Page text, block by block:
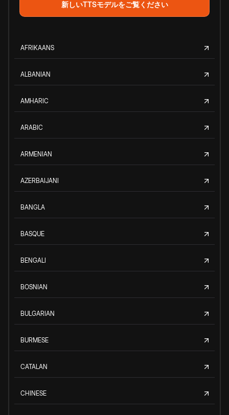
新しいTTSモデルをご覧ください
AFRIKAANS
ALBANIAN
AMHARIC
ARABIC
ARMENIAN
AZERBAIJANI
BANGLA
BASQUE
BENGALI
BOSNIAN
BULGARIAN
BURMESE
CATALAN
CHINESE